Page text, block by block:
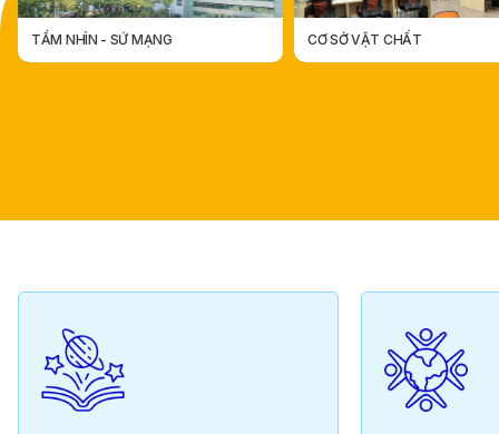
CƠ SỞ VẬT CHẤT CÁC ĐƠN VỊ TRỰC THUỘC